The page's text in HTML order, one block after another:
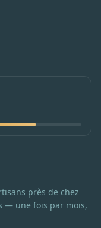
près de chez
— une fois par mois,